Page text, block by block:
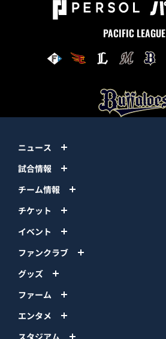
PACIFIC LEAGUE
ニュース
試合情報
チーム情報
チケット
イベント
ファンクラブ
グッズ
ファーム
エンタメ
スタジアム